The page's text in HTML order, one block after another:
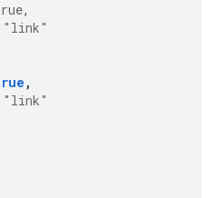
,
"link"
,
"link"